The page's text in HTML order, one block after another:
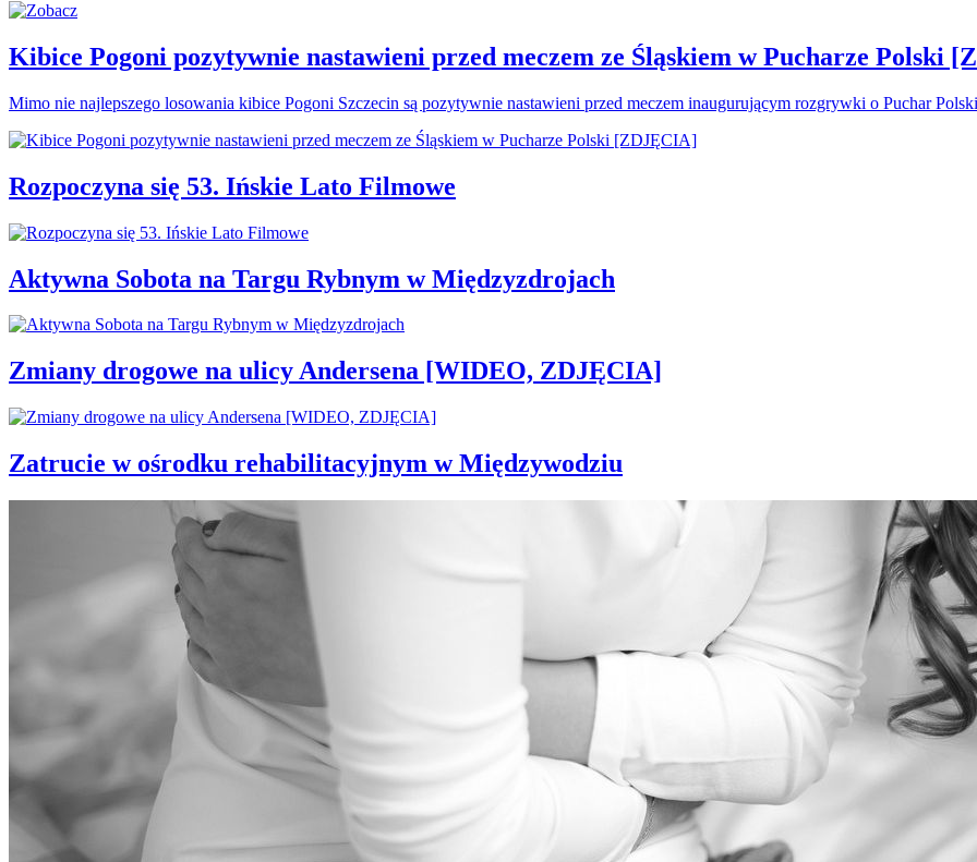
Kibice Pogoni pozytywnie nastawieni przed meczem ze Śląskiem w Pucharze Polski
Mimo nie najlepszego losowania kibice Pogoni Szczecin są pozytywnie nastawieni przed meczem inaugurującym rozgrywki o Puchar
Rozpoczyna się 53. Ińskie Lato Filmowe
Aktywna Sobota na Targu Rybnym w Międzyzdrojach
Zmiany drogowe na ulicy Andersena [WIDEO, ZDJĘCIA]
Zatrucie w ośrodku rehabilitacyjnym w Międzywodziu